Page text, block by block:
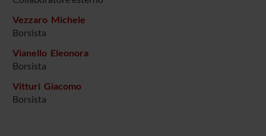
Vezzaro Michele
Borsista
Vianello Eleonora
Borsista
Vitturi Giacomo
Borsista